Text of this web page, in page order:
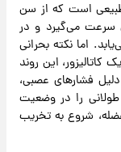
طبیعی است که از سن
می‌شود. این روند در ۵۰سالگی سرعت می‌گیرد و در
می‌یابد. اما نکته بحرانی
این روند
فشارهای عصبی،
را در وضعیت
شروع به تخریب